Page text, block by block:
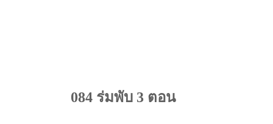
084 ร่มพับ 3 ตอน